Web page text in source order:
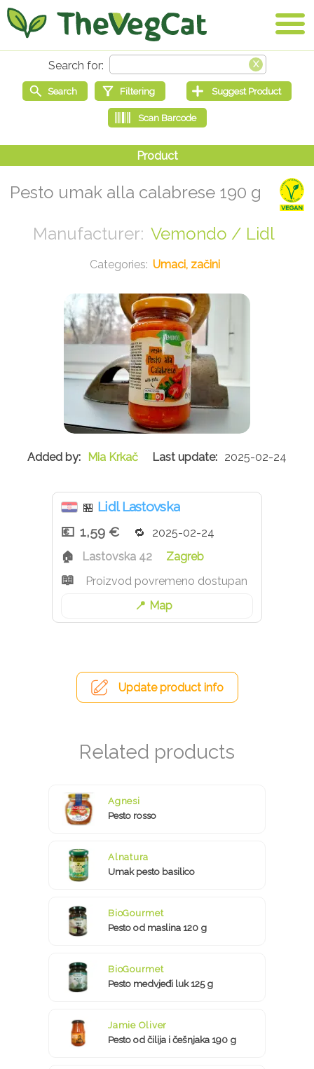
Pesto umak alla calabrese 190 g
Vemondo / Lidl
Umaci, začini
Mia Krkač 2025-02-24
🏪 Lidl Lastovska
1,59 €
2025-02-24
Lastovska 42
Zagreb
Proizvod povremeno dostupan
Map
Update product info
Agnesi
Pesto rosso
Alnatura
Umak pesto basilico
BioGourmet
Pesto od maslina 120 g
BioGourmet
Pesto medvjeđi luk 125 g
Jamie Oliver
Pesto od čilija i češnjaka 190 g